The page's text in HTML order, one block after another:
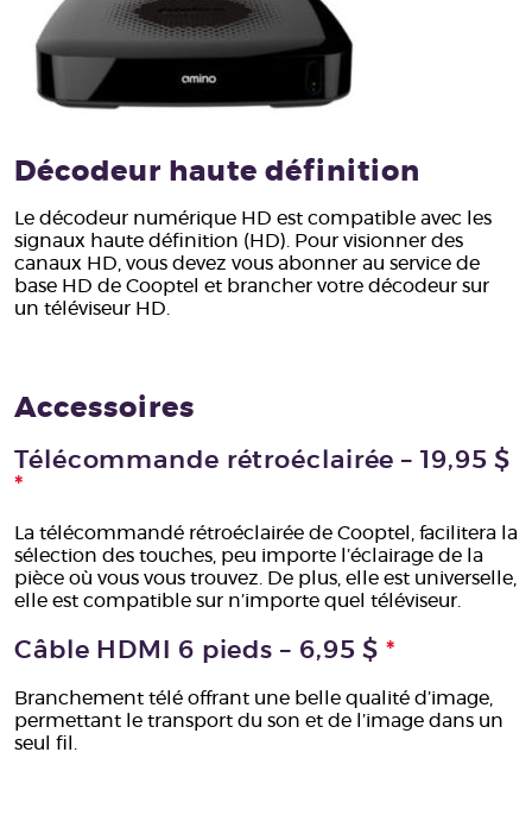
Décodeur haute définition
Le décodeur numérique HD est compatible avec les
signaux haute définition (HD). Pour visionner des
canaux HD, vous devez vous abonner au service de
base HD de Cooptel et brancher votre décodeur sur
un téléviseur HD.
Accessoires
Télécommande rétroéclairée – 19,95 $
*
La télécommandé rétroéclairée de Cooptel, facilitera la
sélection des touches, peu importe l’éclairage de la
pièce où vous vous trouvez. De plus, elle est universelle,
elle est compatible sur n’importe quel téléviseur.
Câble HDMI 6 pieds – 6,95 $*
Branchement télé offrant une belle qualité d’image,
permettant le transport du son et de l’image dans un
seul fil.